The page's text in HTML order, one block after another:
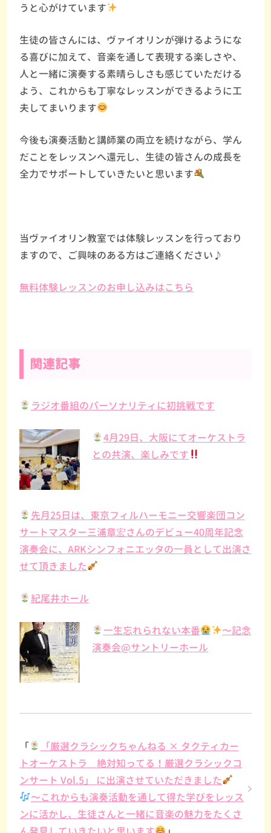
うと心がけています
生徒の皆さんには、ヴァイオリンが弾けるようにな
る喜びに加えて、音楽を通して表現する楽しさや、
人と一緒に演奏する素晴らしさも感じていただける
よう、これからも丁寧なレッスンができるように工
夫してまいります
今後も演奏活動と講師業の両立を続けながら、学ん
だことをレッスンへ還元し、生徒の皆さんの成長を
全力でサポートしていきたいと思います
当ヴァイオリン教室では体験レッスンを行っており
ますので、ご興味のある方はご連絡ください♪
無料体験レッスンのお申し込みはこちら
関連記事
ラジオ番組のパーソナリティに初挑戦です
4月29日、大阪にてオーケストラ
との共演、楽しみです
先月25日は、東京フィルハーモニー交響楽団コン
サートマスター三浦章宏さんのデビュー40周年記念
演奏会に、ARKシンフォニエッタの一員として出演さ
せて頂きました
紀尾井ホール
一生忘れられない本番
〜記念
演奏会@サントリーホール
「
「厳選クラシックちゃんねる × タクティカー
トオーケストラ 絶対知ってる！厳選クラシックコ
ンサート Vol.5」 に出演させていただきました
〜これからも演奏活動を通して得た学びをレッス
ンに活かし、生徒さんと一緒に音楽の魅力をたくさ